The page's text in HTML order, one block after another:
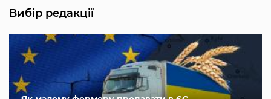
Вибір редакції